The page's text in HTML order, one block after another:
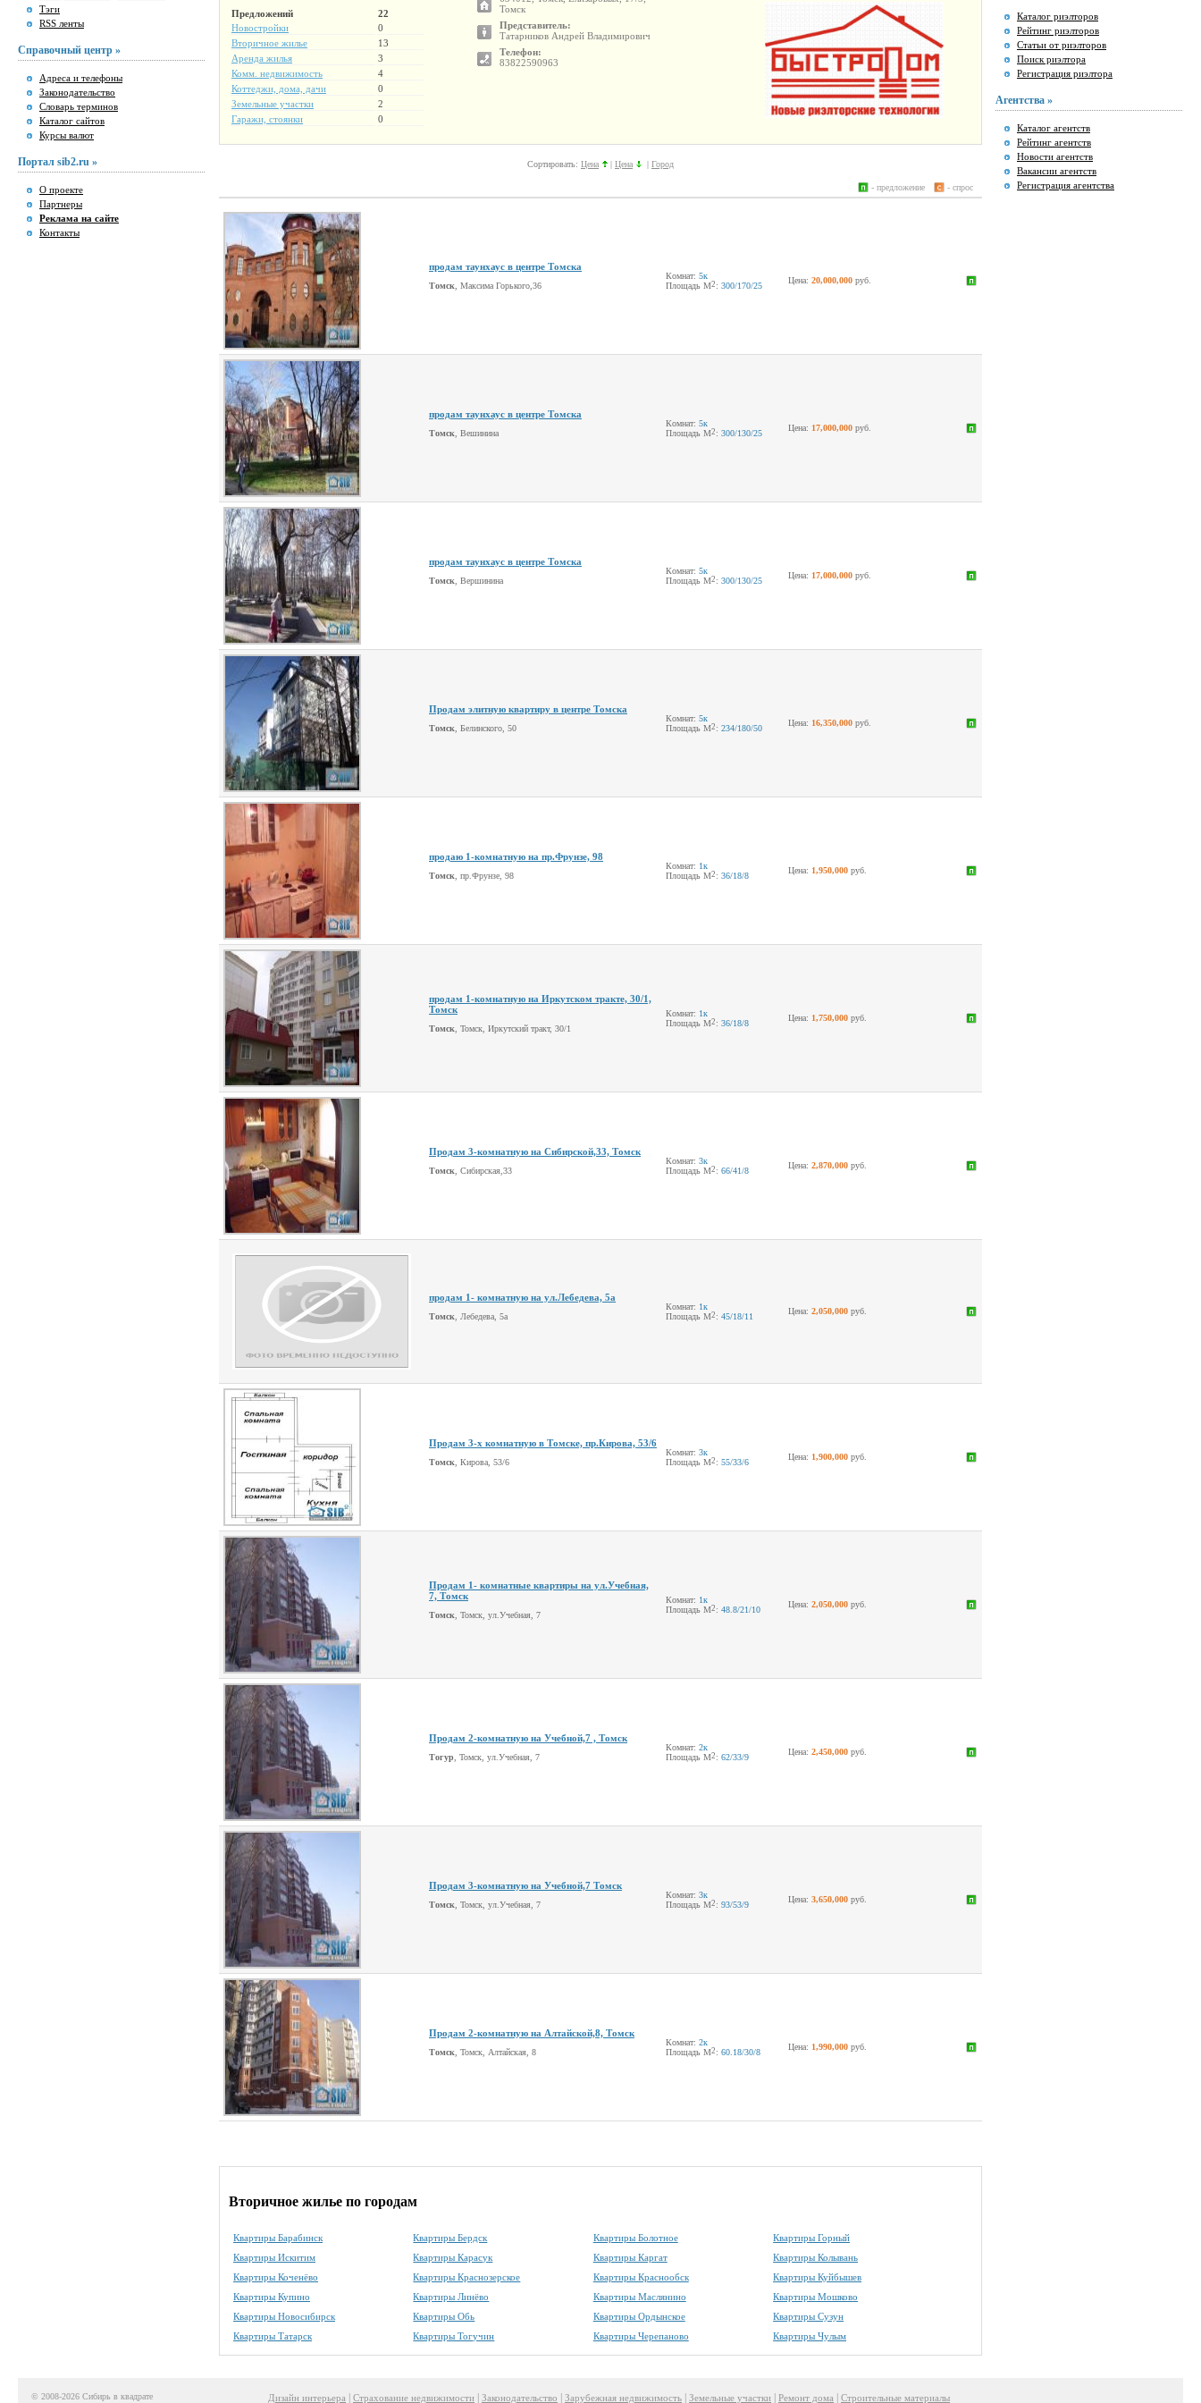
Тэги
RSS ленты
Справочный центр »
Адреса и телефоны
Законодательство
Словарь терминов
Каталог сайтов
Курсы валют
Портал sib2.ru »
О проекте
Партнеры
Реклама на сайте
Контакты
Предложений
22
Новостройки
0
Вторичное жилье
13
Аренда жилья
3
Комм. недвижимость
4
Коттеджи, дома, дачи
0
Земельные участки
2
Гаражи, стоянки
0
Томск
Представитель:
Татарников Андрей Владимирович
Телефон:
83822590963
Сортировать: Цена | Цена | Город
- спрос
- предложение
продам таунхаус в центре Томска
Томск , Максима Горького,36
Комнат: 5к
Площадь М2 : 300/170/25
Цена: 20,000,000 руб.
продам таунхаус в центре Томска
Томск , Вешинина
Комнат: 5к
Площадь М2 : 300/130/25
Цена: 17,000,000 руб.
продам таунхаус в центре Томска
Томск , Вершинина
Комнат: 5к
Площадь М2 : 300/130/25
Цена: 17,000,000 руб.
Продам элитную квартиру в центре Томска
Томск , Белинского, 50
Комнат: 5к
Площадь М2 : 234/180/50
Цена: 16,350,000 руб.
продаю 1-комнатную на пр.Фрунзе, 98
Томск , пр.Фрунзе, 98
Комнат: 1к
Площадь М2 : 36/18/8
Цена: 1,950,000 руб.
продам 1-комнатную на Иркутском тракте, 30/1,
Томск
Томск , Томск, Иркутский тракт, 30/1
Комнат: 1к
Площадь М2 : 36/18/8
Цена: 1,750,000 руб.
Продам 3-комнатную на Сибирской,33, Томск
Томск , Сибирская,33
Комнат: 3к
Площадь М2 : 66/41/8
Цена: 2,870,000 руб.
продам 1- комнатную на ул.Лебедева, 5а
Томск , Лебедева, 5а
Комнат: 1к
Площадь М2 : 45/18/11
Цена: 2,050,000 руб.
Продам 3-х комнатную в Томске, пр.Кирова, 53/6
Томск , Кирова, 53/6
Комнат: 3к
Площадь М2 : 55/33/6
Цена: 1,900,000 руб.
Продам 1- комнатные квартиры на ул.Учебная,
7, Томск
Томск , Томск, ул.Учебная, 7
Комнат: 1к
Площадь М2 : 48.8/21/10
Цена: 2,050,000 руб.
Продам 2-комнатную на Учебной,7 , Томск
Тогур , Томск, ул.Учебная, 7
Комнат: 2к
Площадь М2 : 62/33/9
Цена: 2,450,000 руб.
Продам 3-комнатную на Учебной,7 Томск
Томск , Томск, ул.Учебная, 7
Комнат: 3к
Площадь М2 : 93/53/9
Цена: 3,650,000 руб.
Продам 2-комнатную на Алтайской,8, Томск
Томск , Томск, Алтайская, 8
Комнат: 2к
Площадь М2 : 60.18/30/8
Цена: 1,990,000 руб.
Вторичное жилье по городам
Квартиры Барабинск Квартиры Бердск Квартиры Болотное
Квартиры Горный
Квартиры Искитим
Квартиры Карасук Квартиры Каргат
Квартиры Колывань
Квартиры Коченёво
Квартиры Краснозерское Квартиры Краснообск
Квартиры Куйбышев
Квартиры Купино
Квартиры Линёво Квартиры Маслянино
Квартиры Мошково
Квартиры Новосибирск
Квартиры Обь Квартиры Ордынское
Квартиры Сузун
Квартиры Татарск
Квартиры Тогучин Квартиры Черепаново Квартиры Чулым
Каталог риэлторов
Рейтинг риэлторов
Статьи от риэлторов
Поиск риэлтора
Регистрация риэлтора
Агентства »
Каталог агентств
Рейтинг агентств
Новости агентств
Вакансии агентств
Регистрация агентства
© 2008-2026 Сибирь в квадрате Дизайн интерьера Страхование недвижимости Законодательство Зарубежная недвижимость Земельные участки Ремонт дома Строительные материалы